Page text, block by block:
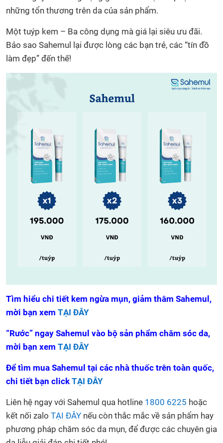
những tổn thương trên da của sản phẩm.
Một tuýp kem – Ba công dụng mà giá lại siêu ưu đãi.
Bảo sao Sahemul lại được lòng các bạn trẻ, các “tín đồ
làm đẹp” đến thế!
Tìm hiểu chi tiết kem ngừa mụn, giảm thâm Sahemul,
mời bạn xem TẠI ĐÂY
“Rước” ngay Sahemul vào bộ sản phẩm chăm sóc da,
mời bạn xem TẠI ĐÂY
Để tìm mua Sahemul tại các nhà thuốc trên toàn quốc,
chi tiết bạn click TẠI ĐÂY
Liên hệ ngay với Sahemul qua hotline 1800 6225 hoặc
kết nối zalo TẠI ĐÂY nếu còn thắc mắc về sản phẩm hay
phương pháp chăm sóc da mụn, để được các chuyên gia